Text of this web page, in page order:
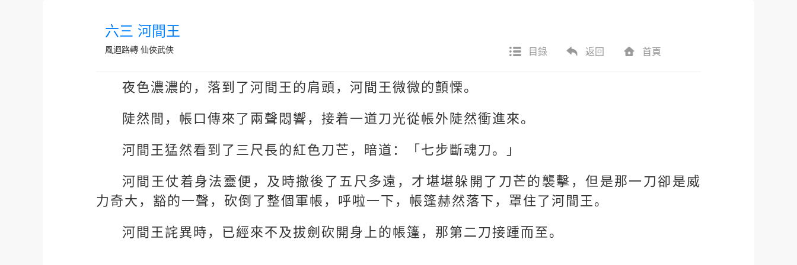
六三 河間王
風迴路轉 仙俠武俠 目錄 返回 首頁
夜色濃濃的，落到了河間王的肩頭，河間王微微的顫慄。
陡然間，帳口傳來了兩聲悶響，接着一道刀光從帳外陡然衝進來。
河間王猛然看到了三尺長的紅色刀芒，暗道：「七步斷魂刀。」
河間王仗着身法靈便，及時撤後了五尺多遠，才堪堪躲開了刀芒的襲擊，但是那一刀卻是威
力奇大，豁的一聲，砍倒了整個軍帳，呼啦一下，帳篷赫然落下，罩住了河間王。
河間王詫異時，已經來不及拔劍砍開身上的帳篷，那第二刀接踵而至。